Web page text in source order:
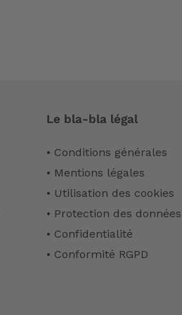
Le bla-bla légal
• Conditions générales
• Mentions légales
• Utilisation des cookies
• Protection des données
• Confidentialité
• Conformité RGPD